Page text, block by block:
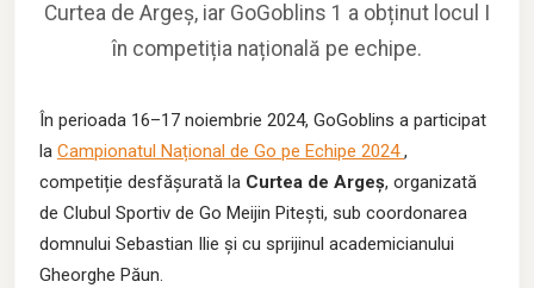
Curtea de Argeș, iar GoGoblins 1 a obținut locul I
în competiția națională pe echipe.
În perioada 16–17 noiembrie 2024, GoGoblins a participat
la Campionatul Național de Go pe Echipe 2024,
competiție desfășurată la Curtea de Argeș, organizată
de Clubul Sportiv de Go Meijin Pitești, sub coordonarea
domnului Sebastian Ilie și cu sprijinul academicianului
Gheorghe Păun.